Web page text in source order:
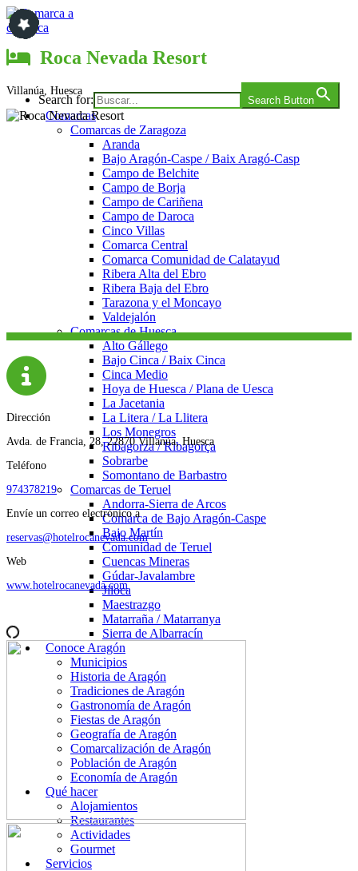
Saltar
al
contenido
Comarca a comarca
Search for: Search Button
Comarcas
Comarcas de Zaragoza
Aranda
Bajo Aragón-Caspe / Baix Aragó-Casp
Campo de Belchite
Campo de Borja
Campo de Cariñena
Campo de Daroca
Cinco Villas
Comarca Central
Comarca Comunidad de Calatayud
Ribera Alta del Ebro
Ribera Baja del Ebro
Tarazona y el Moncayo
Valdejalón
Comarcas de Huesca
Alto Gállego
Bajo Cinca / Baix Cinca
Cinca Medio
Hoya de Huesca / Plana de Uesca
La Jacetania
La Litera / La Llitera
Los Monegros
Ribagorza / Ribagorça
Sobrarbe
Somontano de Barbastro
Comarcas de Teruel
Andorra-Sierra de Arcos
Comarca de Bajo Aragón-Caspe
Bajo Martín
Comunidad de Teruel
Cuencas Mineras
Gúdar-Javalambre
Jiloca
Maestrazgo
Matarraña / Matarranya
Sierra de Albarracín
Conoce Aragón
Municipios
Historia de Aragón
Tradiciones de Aragón
Gastronomía de Aragón
Fiestas de Aragón
Geografía de Aragón
Comarcalización de Aragón
Población de Aragón
Economía de Aragón
Qué hacer
Alojamientos
Restaurantes
Actividades
Gourmet
Servicios
Roca Nevada Resort
Villanúa, Huesca
Dirección
Avda. de Francia, 28, 22870 Villanúa, Huesca
Teléfono
974378219
Envíe un correo electrónico a
reservas@hotelrocanevada.com
Web
www.hotelrocanevada.com